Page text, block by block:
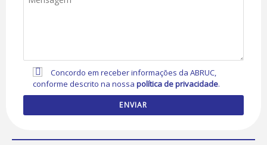
Concordo em receber informações da ABRUC,
conforme descrito na nossapolítica de privacidade.